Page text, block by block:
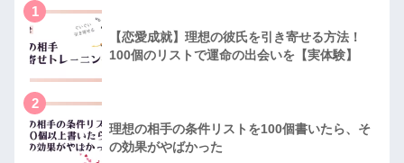
1
【恋愛成就】理想の彼氏を引き寄せる方法！
100個のリストで運命の出会いを【実体験】
2
理想の相手の条件リストを100個書いたら、そ
の効果がやばかった